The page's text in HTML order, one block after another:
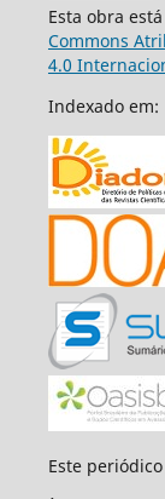
Esta obra
Commons
4.0
Indexado em:
Este